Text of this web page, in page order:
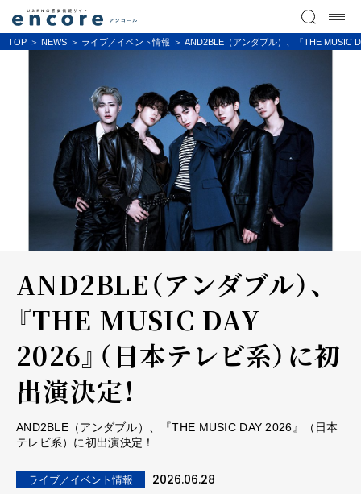
TOP NEWS ライブ／イベント情報 AND2BLE（アンダブル）、『THE MUSIC
AND2BLE（アンダブル）、
『THE MUSIC DAY
2026』（日本テレビ系）に初
出演決定！
AND2BLE（アンダブル）、『THE MUSIC DAY 2026』（日本
テレビ系）に初出演決定！
ライブ／イベント情報 2026.06.28